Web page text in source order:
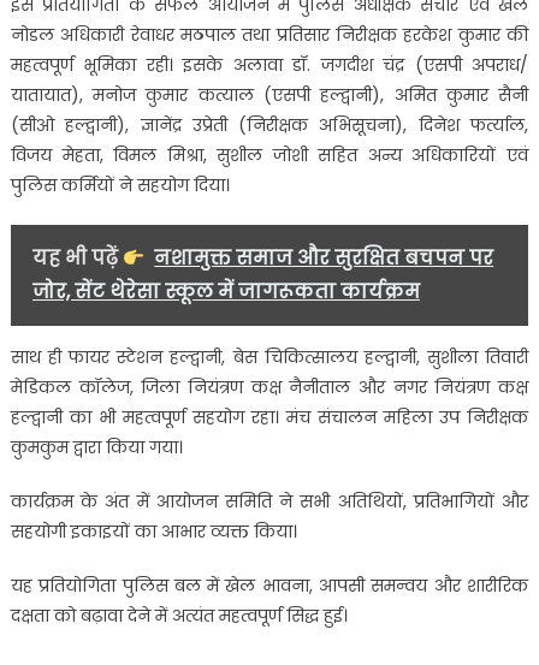
इस प्रतियोगिता के सफल आयोजन में पुलिस अधीक्षक संचार एवं खेल
नोडल अधिकारी रेवाधर मठपाल तथा प्रतिसार निरीक्षक हरकेश कुमार की
महत्वपूर्ण भूमिका रही। इसके अलावा डॉ. जगदीश चंद्र (एसपी अपराध/
यातायात), मनोज कुमार कत्याल (एसपी हल्द्वानी), अमित कुमार सैनी
(सीओ हल्द्वानी), ज्ञानेंद्र उप्रेती (निरीक्षक अभिसूचना), दिनेश फर्त्याल,
विजय मेहता, विमल मिश्रा, सुशील जोशी सहित अन्य अधिकारियों एवं
पुलिस कर्मियों ने सहयोग दिया।
यह भी पढ़ें
नशामुक्त समाज और सुरक्षित बचपन पर
जोर, सेंट थेरेसा स्कूल में जागरूकता कार्यक्रम
साथ ही फायर स्टेशन हल्द्वानी, बेस चिकित्सालय हल्द्वानी, सुशीला तिवारी
मेडिकल कॉलेज, जिला नियंत्रण कक्ष नैनीताल और नगर नियंत्रण कक्ष
हल्द्वानी का भी महत्वपूर्ण सहयोग रहा। मंच संचालन महिला उप निरीक्षक
कुमकुम द्वारा किया गया।
कार्यक्रम के अंत में आयोजन समिति ने सभी अतिथियों, प्रतिभागियों और
सहयोगी इकाइयों का आभार व्यक्त किया।
यह प्रतियोगिता पुलिस बल में खेल भावना, आपसी समन्वय और शारीरिक
दक्षता को बढ़ावा देने में अत्यंत महत्वपूर्ण सिद्ध हुई।